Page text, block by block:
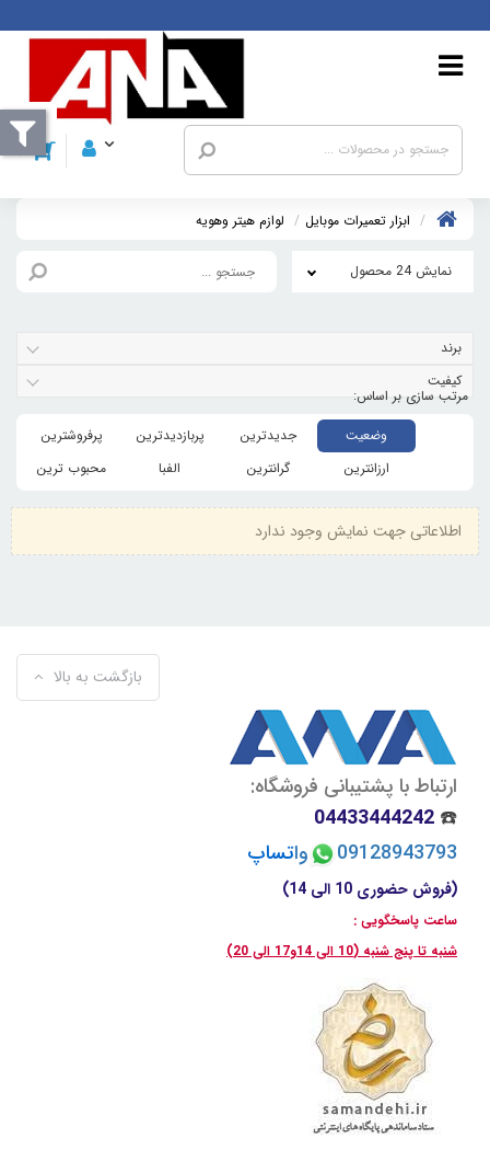
ابزار تعمیرات موبایل لوازم هيتر وهويه
نمایش 24 محصول
برند
کیفیت
وضعیت جدیدترین پربازدیدترین
پرفروشترین
ارزانترین
گرانترین الفبا محبوب ترین
اطلاعاتی جهت نمایش وجود ندارد
بازگشت به بالا
ارتباط با پشتیبانی فروشگاه:
☎️
04433444242
09128943793
واتساپ
(فروش حضوری 10 الی 14)
ساعت پاسخگویی :
شنبه تا پنج شنبه (10 الی 14و17 الی 20)